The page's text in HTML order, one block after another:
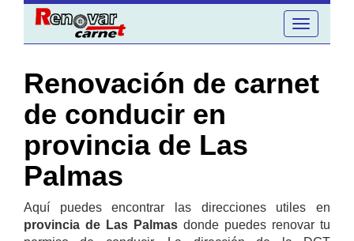
Toggle
navigation
Renovación de carnet
de conducir en
provincia de Las
Palmas
Aquí puedes encontrar las direcciones utiles en
provincia de Las Palmas donde puedes renovar tu